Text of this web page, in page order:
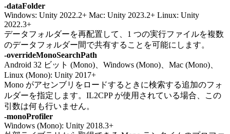
-dataFolder
Windows: Unity 2022.2+ Mac: Unity 2023.2+ Linux: Unity
2022.3+
データフォルダーを再配置して、1 つの実行ファイルを複数
のデータフォルダー間で共有することを可能にします。
-overrideMonoSearchPath
Android 32 ビット (Mono)、Windows (Mono)、Mac (Mono)、
Linux (Mono): Unity 2017+
Mono がアセンブリをロードするときに検索する追加のフォ
ルダーを指定します。IL2CPP が使用されている場合、この
引数は何も行いません。
-monoProfiler
Windows (Mono): Unity 2018.3+